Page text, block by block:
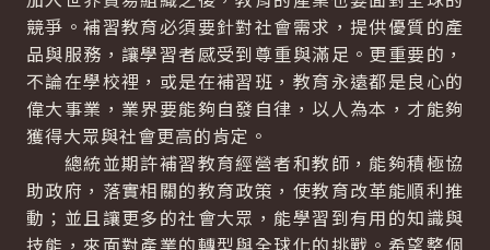
競爭。補習教育必須要針對社會需求，提供優質的產
品與服務，讓學習者感受到尊重與滿足。更重要的，
不論在學校裡，或是在補習班，教育永遠都是良心的
偉大事業，業界要能夠自發自律，以人為本，才能夠
獲得大眾與社會更高的肯定。
總統並期許補習教育經營者和教師，能夠積極協
助政府，落實相關的教育政策，使教育改革能順利推
動；並且讓更多的社會大眾，能學習到有用的知識與
技能，來面對產業的轉型與全球化的挑戰。希望整個